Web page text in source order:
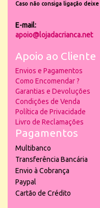
Caso não consiga ligação
E-mail:
apoio@lojadacrianca.net
Apoio ao Cliente
Envios e Pagamentos
Como Encomendar ?
Garantias e Devoluções
Condições de Venda
Política de Privacidade
Livro de Reclamações
Pagamentos
Multibanco
Transferência Bancária
Envio à Cobrança
Paypal
Cartão de Crédito